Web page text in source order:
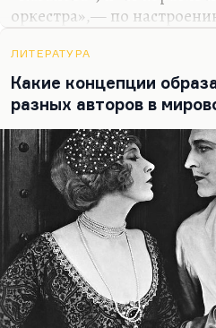
оркестра»,— по
кажется самым
Наверное,
Муратовой, хотя могла бы
картина, но
кажется самой
иллюзия» Ренуара. У меня
традиционные вкусы. Из
картин — «Форрест
последний американский
мог счесть…
ЛИТЕРАТУРА
Какие концепции
разных авторов в